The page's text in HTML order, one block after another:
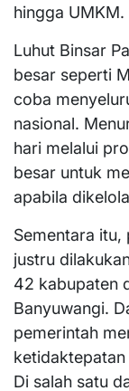
hingga UMKM.
Luhut Binsar
besar seperti
coba
nasional.
hari melalui
besar untuk
apabila
Sementara
justru
42 kabupaten
Banyuwangi.
pemerintah
Di salah satu